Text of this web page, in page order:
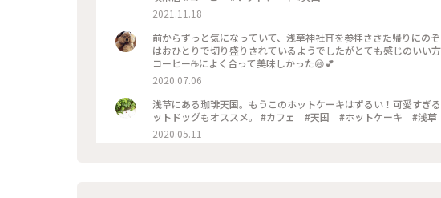
2021.11.18
前からずっと気になっていて、浅草神社⛩を参拝ささた帰りにのぞ
はおひとりで切り盛りされているようでしたがとても感じのいい
コーヒー☕️によく合って美味しかった😆💕
2020.07.06
浅草にある珈琲天国。もうこのホットケーキはずるい！可愛すぎ
ットドッグもオススメ。 #カフェ #天国 #ホットケーキ #
2020.05.11